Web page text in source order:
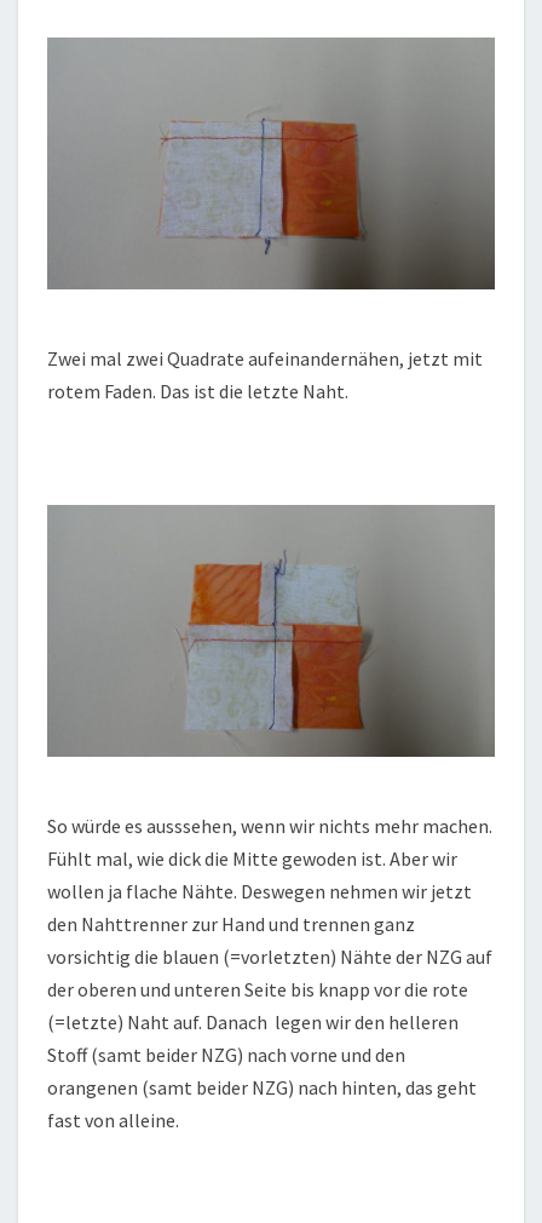
Zwei mal zwei Quadrate aufeinandernähen, jetzt mit
rotem Faden. Das ist die letzte Naht.
So würde es ausssehen, wenn wir nichts mehr machen.
Fühlt mal, wie dick die Mitte gewoden ist. Aber wir
wollen ja flache Nähte. Deswegen nehmen wir jetzt
den Nahttrenner zur Hand und trennen ganz
vorsichtig die blauen (=vorletzten) Nähte der NZG auf
der oberen und unteren Seite bis knapp vor die rote
(=letzte) Naht auf. Danach legen wir den helleren
Stoff (samt beider NZG) nach vorne und den
orangenen (samt beider NZG) nach hinten, das geht
fast von alleine.